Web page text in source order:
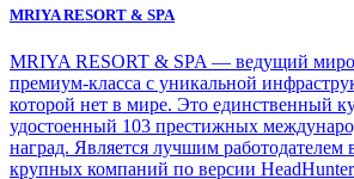
MRIYA RESORT & SPA
MRIYA RESORT & SPA — ведущий
премиум-класса с уникальной
которой нет в мире. Это единственный
удостоенный 103 престижных
наград. Является лучшим
крупных компаний по версии